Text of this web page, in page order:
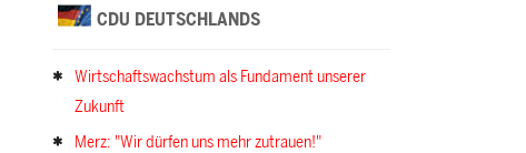
CDU DEUTSCHLANDS
Wirtschaftswachstum als Fundament unserer
Zukunft
Merz: "Wir dürfen uns mehr zutrauen!"